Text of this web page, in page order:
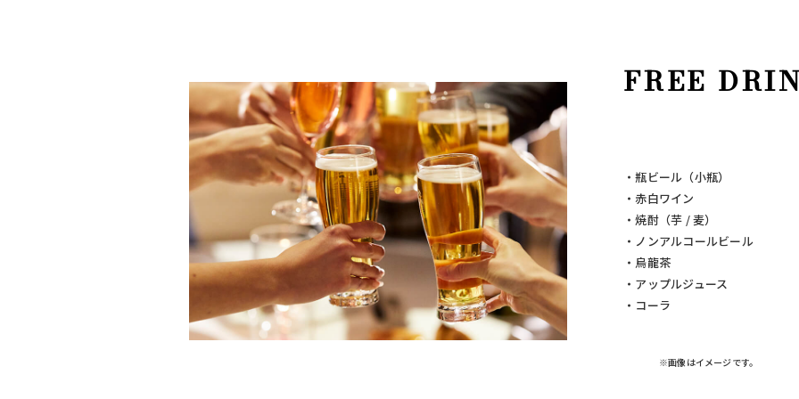
FREE
・瓶ビール（小瓶）
・赤白ワイン
・焼酎（芋 / 麦）
・ノンアルコールビール
・烏龍茶
・アップルジュース
・コーラ
※画像はイメージです。